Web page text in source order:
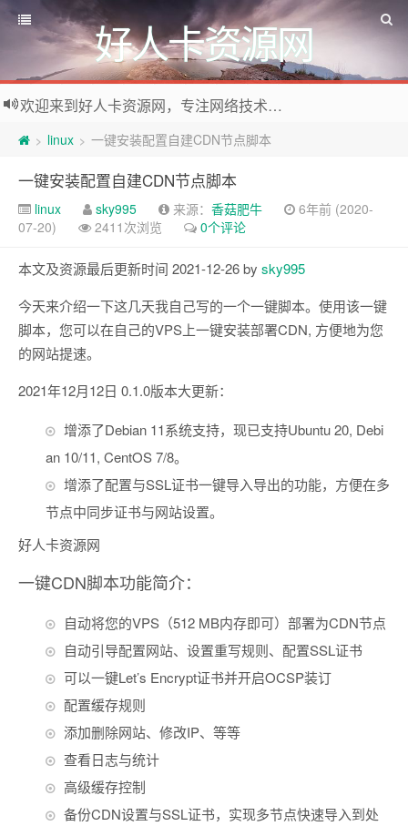
好人卡资源网
欢迎来到好人卡资源网，专注网络技术资源收集，我们不仅是网络资源的搬运工，也生产原创资源。寻找资源请留言或关注公众号:烈日下的男人
> linux > 一键安装配置自建CDN节点脚本
一键安装配置自建CDN节点脚本
linux sky995 来源： 香菇肥牛
6年前 (2020-
07-20)
2411次浏览 0个评论
本文及资源最后更新时间 2021-12-26 by sky995
今天来介绍一下这几天我自己写的一个一键脚本。使用该一键
脚本，您可以在自己的VPS上一键安装部署CDN, 方便地为您
的网站提速。
2021年12月12日 0.1.0版本大更新：
增添了Debian 11系统支持，现已支持Ubuntu 20, Debi
an 10/11, CentOS 7/8。
增添了配置与SSL证书一键导入导出的功能，方便在多
节点中同步证书与网站设置。
好人卡资源网
一键CDN脚本功能简介：
自动将您的VPS（512 MB内存即可）部署为CDN节点
自动引导配置网站、设置重写规则、配置SSL证书
可以一键Let’s Encrypt证书并开启OCSP装订
配置缓存规则
添加删除网站、修改IP、等等
查看日志与统计
高级缓存控制
备份CDN设置与SSL证书，实现多节点快速导入到处